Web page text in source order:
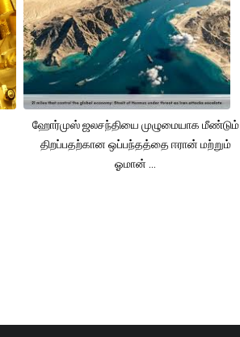
ஹோர்முஸ் ஜலசந்தியை முழுமையாக மீண்டும்
திறப்பதற்கான ஒப்பந்தத்தை ஈரான் மற்றும்
ஓமான் ...